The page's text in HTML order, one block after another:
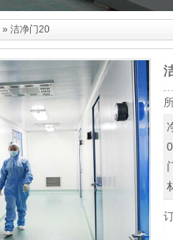
» 洁净门20